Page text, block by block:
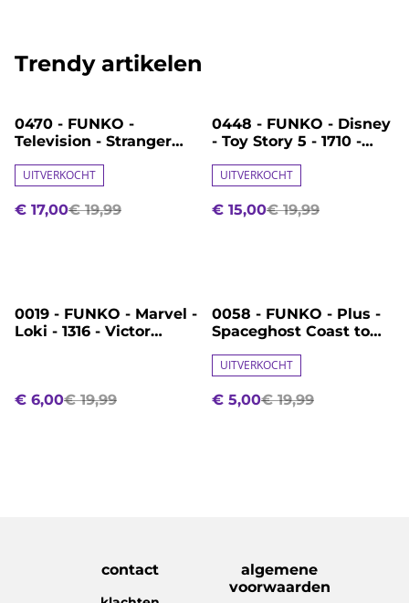
Trendy artikelen
%
0470 - FUNKO -
Television - Stranger
Harrington
UITVERKOCHT
€ 17,00€ 19,99
%
0448 - FUNKO - Disney
- Toy Story 5 - 1710 -
UITVERKOCHT
€ 15,00€ 19,99
%
0019 - FUNKO - Marvel -
Loki - 1316 - Victor
€ 6,00€ 19,99
%
0058 - FUNKO - Plus -
Spaceghost Coast to
Ghost with Shark
UITVERKOCHT
€ 5,00€ 19,99
contact
algemene
voorwaarden